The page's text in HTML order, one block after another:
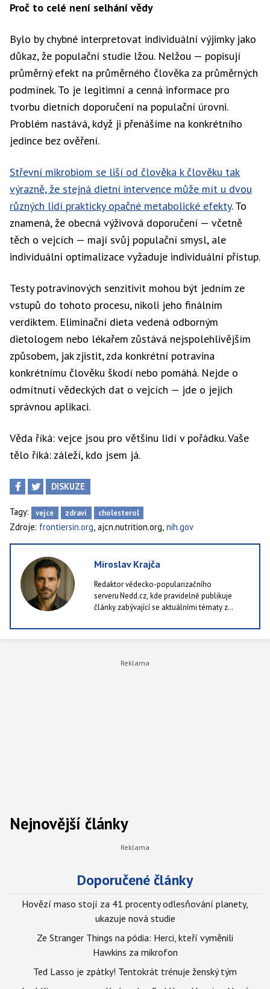
Proč to celé není selhání vědy
Bylo by chybné interpretovat individuální výjimky jako
důkaz, že populační studie lžou. Nelžou — popisují
průměrný efekt na průměrného člověka za průměrných
podmínek. To je legitimní a cenná informace pro
tvorbu dietních doporučení na populační úrovni.
Problém nastává, když ji přenášíme na konkrétního
jedince bez ověření.
Střevní mikrobiom se liší od člověka k člověku tak
výrazně, že stejná dietní intervence může mít u dvou
různých lidí prakticky opačné metabolické efekty. To
znamená, že obecná výživová doporučení — včetně
těch o vejcích — mají svůj populační smysl, ale
individuální optimalizace vyžaduje individuální přístup.
Testy potravinových senzitivit mohou být jedním ze
vstupů do tohoto procesu, nikoli jeho finálním
verdiktem. Eliminační dieta vedená odborným
dietologem nebo lékařem zůstává nejspolehlivějším
způsobem, jak zjistit, zda konkrétní potravina
konkrétnímu člověku škodí nebo pomáhá. Nejde o
odmítnutí vědeckých dat o vejcích — jde o jejich
správnou aplikaci.
Věda říká: vejce jsou pro většinu lidí v pořádku. Vaše
tělo říká: záleží, kdo jsem já.
DISKUZE
Tagy: vejce zdraví cholesterol
Zdroje: frontiersin.org ajcn.nutrition.org nih.gov
Miroslav Krajča
Redaktor vědecko-popularizačního
serveru Nedd.cz, kde pravidelně publikuje
články zabývající se aktuálními tématy z
zdraví. Rád kombinuje dostupné výzkumy a
studie se srozumitelným podáním, protože je
lidí v republice. Ve volných chvílích rád chodí
Nejnovější články
Doporučené články
Hovězí maso stojí za 41 procenty odlesňování planety,
ukazuje nová studie
Ze Stranger Things na pódia: Herci, kteří vyměnili
Hawkins za mikrofon
Ted Lasso je zpátky! Tentokrát trénuje ženský tým